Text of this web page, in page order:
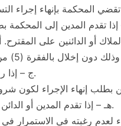
أو الدائنين على المقترح.
ج – إذا رفضت المحكمة التصديق على المقترح.
هـ – إذا تقدم المدين أو الدائن بطلب إنهاء الإجراء لتعذر تنفيذ الخطة.